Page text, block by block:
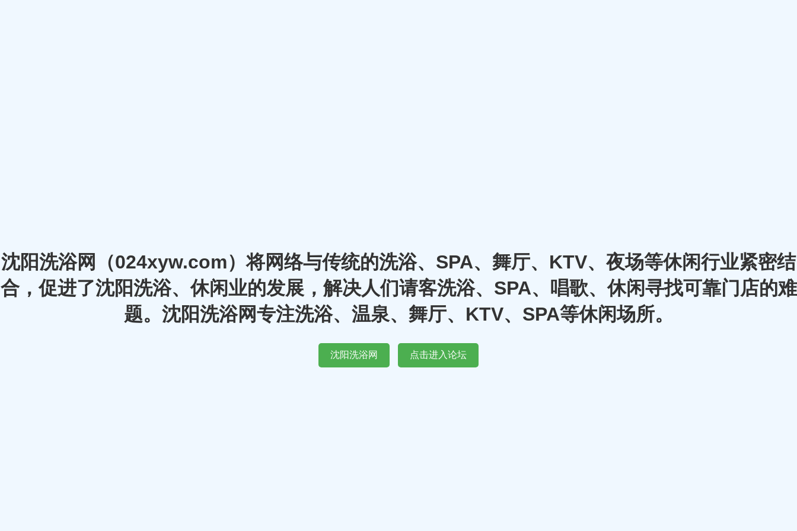
沈阳洗浴网（024xyw.com）将网络与传统的洗浴、SPA、舞厅、KTV、夜场等休闲行业紧密结
合，促进了沈阳洗浴、休闲业的发展，解决人们请客洗浴、SPA、唱歌、休闲寻找可靠门店的难
题。沈阳洗浴网专注洗浴、温泉、舞厅、KTV、SPA等休闲场所。
沈阳洗浴网 点击进入论坛